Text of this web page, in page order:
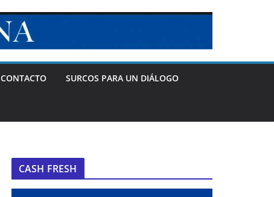
CONTACTO SURCOS PARA UN DIÁLOGO
CASH FRESH